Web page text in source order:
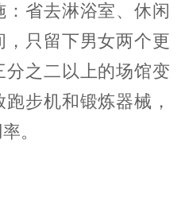
：省去淋浴室、休闲
，只留下男女两个更
分之二以上的场馆变
步机和锻炼器械，
。